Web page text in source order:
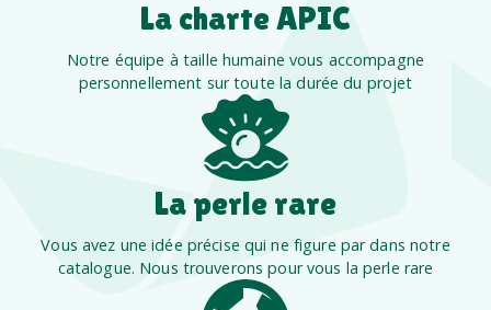
La charte APIC
Notre équipe à taille humaine vous accompagne
personnellement sur toute la durée du projet
La perle rare
Vous avez une idée précise qui ne figure par dans notre
catalogue. Nous trouverons pour vous la perle rare